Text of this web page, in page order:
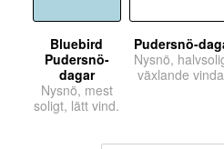
Bluebird
Pudersnö-
dagar
Nysnö, mest
soligt, lätt vind.
Pudersnö-
Nysnö,
växlande